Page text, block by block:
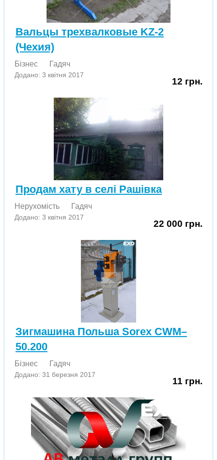
Вальцы трехвалковые KZ-2
(Чехия)
Бізнес Гадяч
Додано: 3 квітня 2017
12 грн.
Продам хату в селі Рашівка
Нерухомість Гадяч
Додано: 3 квітня 2017
22 000 грн.
Зигмашина Польша Sorex CWM–
50.200
Бізнес Гадяч
Додано: 31 березня 2017
11 грн.